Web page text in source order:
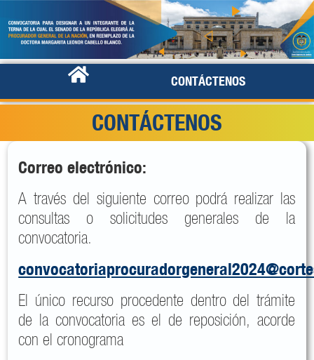
CONTÁCTENOS
Correo electrónico:
A través del siguiente correo podrá realizar las
consultas o solicitudes generales de la
convocatoria.
El único recurso procedente dentro del trámite
de la convocatoria es el de reposición, acorde
con el cronograma
CONTÁCTENOS